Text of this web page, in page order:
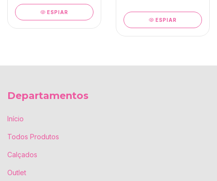
ESPIAR
ESPIAR
Departamentos
Início
Todos Produtos
Calçados
Outlet